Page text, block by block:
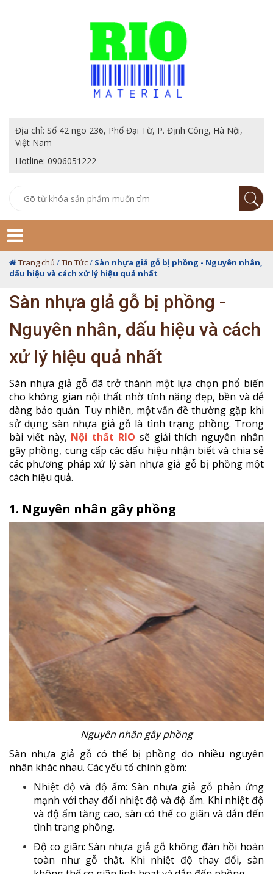
Địa chỉ: Số 42 ngõ 236, Phố Đại Từ, P. Định Công, Hà Nội,
Việt Nam
Hotline: 0906051222
Trang chủ /Tin Tức/ Sàn nhựa giả gỗ bị phồng - Nguyên nhân,
dấu hiệu và cách xử lý hiệu quả nhất
Sàn nhựa giả gỗ bị phồng -
Nguyên nhân, dấu hiệu và cách
xử lý hiệu quả nhất
Sàn nhựa giả gỗ đã trở thành một lựa chọn phổ biến
cho không gian nội thất nhờ tính năng đẹp, bền và dễ
dàng bảo quản. Tuy nhiên, một vấn đề thường gặp khi
sử dụng sàn nhựa giả gỗ là tình trạng phồng. Trong
bài viết này, Nội thất RIO sẽ giải thích nguyên nhân
gây phồng, cung cấp các dấu hiệu nhận biết và chia sẻ
các phương pháp xử lý sàn nhựa giả gỗ bị phồng một
cách hiệu quả.
1. Nguyên nhân gây phồng
Nguyên nhân gây phồng
Sàn nhựa giả gỗ có thể bị phồng do nhiều nguyên
nhân khác nhau. Các yếu tố chính gồm:
Nhiệt độ và độ ẩm: Sàn nhựa giả gỗ phản ứng
mạnh với thay đổi nhiệt độ và độ ẩm. Khi nhiệt độ
và độ ẩm tăng cao, sàn có thể co giãn và dẫn đến
tình trạng phồng.
Độ co giãn: Sàn nhựa giả gỗ không đàn hồi hoàn
toàn như gỗ thật. Khi nhiệt độ thay đổi, sàn